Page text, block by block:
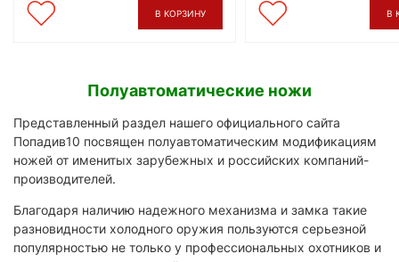
В КОРЗИНУ В
Полуавтоматические ножи
Представленный раздел нашего официального сайта
Попадив10 посвящен полуавтоматическим модификациям
ножей от именитых зарубежных и российских компаний-
производителей.
Благодаря наличию надежного механизма и замка такие
разновидности холодного оружия пользуются серьезной
популярностью не только у профессиональных охотников и